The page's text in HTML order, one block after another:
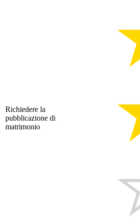
Richiedere la
pubblicazione di
matrimonio